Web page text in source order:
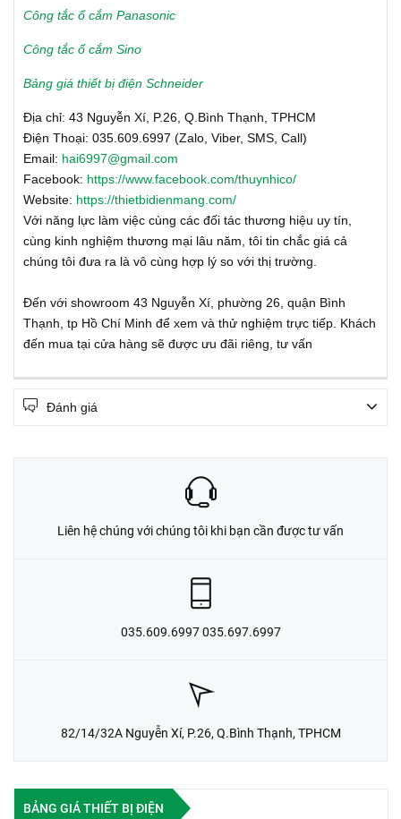
Công tắc ổ cắm Panasonic
Công tắc ổ cắm Sino
Bảng giá thiết bị điện Schneider
Địa chỉ: 43 Nguyễn Xí, P.26, Q.Bình Thạnh, TPHCM
Điện Thoại: 035.609.6997 (Zalo, Viber, SMS, Call)
Email: hai6997@gmail.com
Facebook: https://www.facebook.com/thuynhico/
Website: https://thietbidienmang.com/
Với năng lực làm việc cùng các đối tác thương hiệu uy tín,
cùng kinh nghiệm thương mại lâu năm, tôi tin chắc giá cả
chúng tôi đưa ra là vô cùng hợp lý so với thị trường.
Đến với showroom 43 Nguyễn Xí, phường 26, quận Bình
Thạnh, tp Hồ Chí Minh để xem và thử nghiệm trực tiếp. Khách
đến mua tại cửa hàng sẽ được ưu đãi riêng, tư vấn
Đánh giá
Liên hệ chúng với chúng tôi khi bạn cần được tư vấn
035.609.6997 035.697.6997
82/14/32A Nguyễn Xí, P.26, Q.Bình Thạnh, TPHCM
BẢNG GIÁ THIẾT BỊ ĐIỆN